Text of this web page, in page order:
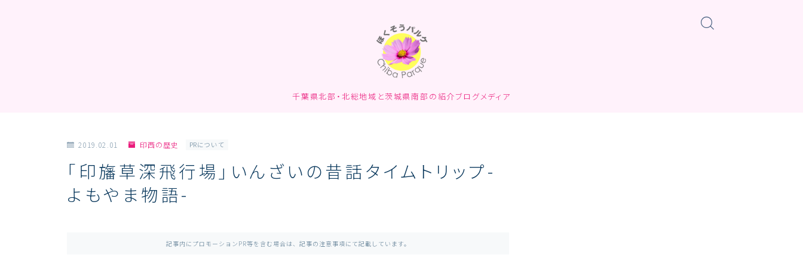
千葉県北部・北総地域と茨城県南部の紹介ブログメディア
2019.02.01 印西の歴史 PRについて
「印旛草深飛行場」いんざいの昔話タイムトリップ-
よもやま物語-
記事内にプロモーションPR等を含む場合は、記事の注意事項にて記載しています。